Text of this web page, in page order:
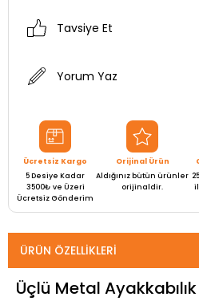
Tavsiye Et
Yorum Yaz
Ücretsiz Kargo
5 Desiye Kadar
3500₺ ve Üzeri
Ücretsiz Gönderim
Orijinal Ürün
Aldığınız bütün ürünler
orijinaldir.
ÜRÜN ÖZELLIKLERI
Üçlü Metal